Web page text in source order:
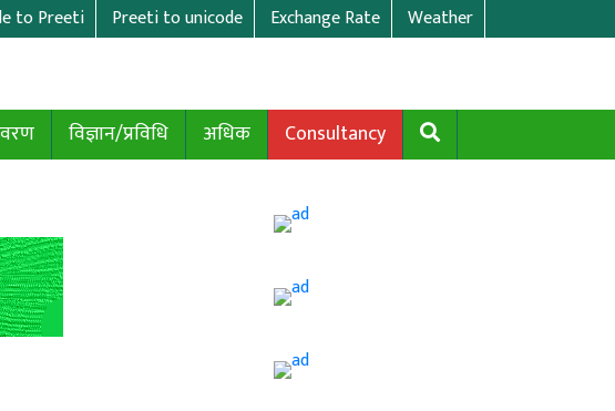
to Preeti Preeti to unicode Exchange Rate Weather
विज्ञान/प्रविधि अधिक Consultancy